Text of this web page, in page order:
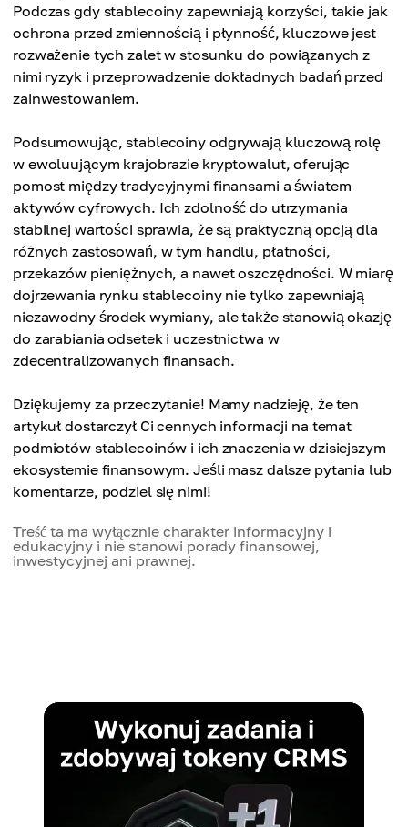
Podczas gdy stablecoiny zapewniają korzyści, takie jak
ochrona przed zmiennością i płynność, kluczowe jest
rozważenie tych zalet w stosunku do powiązanych z
nimi ryzyk i przeprowadzenie dokładnych badań przed
zainwestowaniem.
Podsumowując, stablecoiny odgrywają kluczową rolę
w ewoluującym krajobrazie kryptowalut, oferując
pomost między tradycyjnymi finansami a światem
aktywów cyfrowych. Ich zdolność do utrzymania
stabilnej wartości sprawia, że ​​są praktyczną opcją dla
różnych zastosowań, w tym handlu, płatności,
przekazów pieniężnych, a nawet oszczędności. W miarę
dojrzewania rynku stablecoiny nie tylko zapewniają
niezawodny środek wymiany, ale także stanowią okazję
do zarabiania odsetek i uczestnictwa w
zdecentralizowanych finansach.
Dziękujemy za przeczytanie! Mamy nadzieję, że ten
artykuł dostarczył Ci cennych informacji na temat
podmiotów stablecoinów i ich znaczenia w dzisiejszym
ekosystemie finansowym. Jeśli masz dalsze pytania lub
komentarze, podziel się nimi!
Treść ta ma wyłącznie charakter informacyjny i
edukacyjny i nie stanowi porady finansowej,
inwestycyjnej ani prawnej.